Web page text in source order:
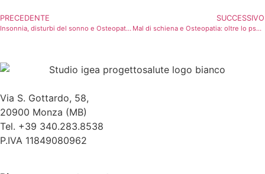
PRECEDENTE
Insonnia, disturbi del sonno e Osteopatia: un approccio naturale per dormire meglio
SUCCESSIVO
Mal di schiena e Osteopatia: oltre lo psoas, l’importanza di un approccio olistico
Via S. Gottardo, 58,
20900 Monza (MB)
Tel. +39 340.283.8538
P.IVA 11849080962